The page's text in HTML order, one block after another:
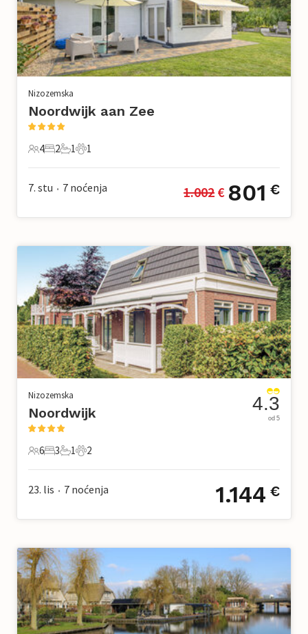
Nizozemska
Noordwijk aan Zee
4 Gosti
4
2 Spavaće sobe
2
1 Kupaonica
1
1 Kućni ljubimac
1
7. stu • 7 noćenja 1.002 € 801 €
Nizozemska
Noordwijk
6 Gosti
6
3 Spavaće sobe
3
1 Kupaonica
1
2 Kućni ljubimac
2
4.3
od 5
23. lis • 7 noćenja 1.144 €